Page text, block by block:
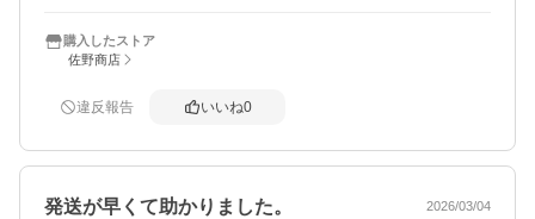
もちろん、レンズフィルター
ソニーのGレンズ用に
と装着出来、撮影も問題
購入したストア
佐野商店
違反報告 いいね0
発送が早くて助かりました。 2026/03/04